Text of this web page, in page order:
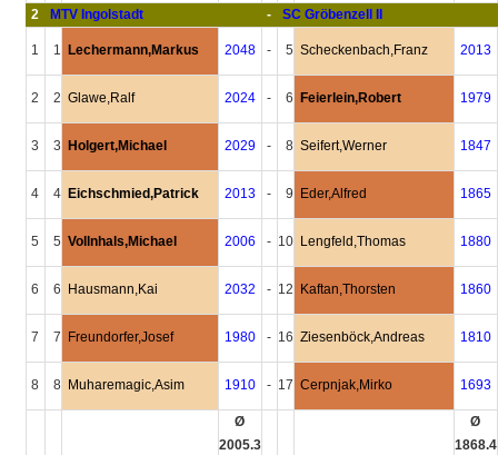
2
MTV Ingolstadt - SC Gröbenzell II
1 1 Lechermann,Markus 2048 - 5 Scheckenbach,Franz 2013
2 2 Glawe,Ralf 2024 - 6 Feierlein,Robert 1979
3 3 Holgert,Michael 2029 - 8 Seifert,Werner 1847
4 4 Eichschmied,Patrick 2013 - 9 Eder,Alfred 1865
5 5 Vollnhals,Michael 2006 - 10 Lengfeld,Thomas 1880
6 6 Hausmann,Kai 2032 - 12 Kaftan,Thorsten 1860
7 7 Freundorfer,Josef 1980 - 16 Ziesenböck,Andreas 1810
8 8 Muharemagic,Asim 1910 - 17 Cerpnjak,Mirko 1693
Ø
2005.3
Ø
1868.4